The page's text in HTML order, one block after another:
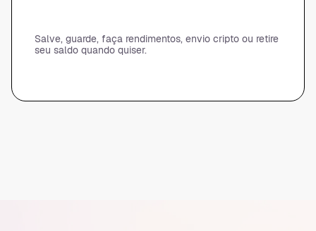
Salve, guarde, faça rendimentos, envio cripto ou retire
seu saldo quando quiser.